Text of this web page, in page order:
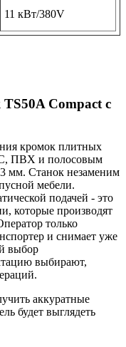
11 кВт/380V
Compact с
кромок плитных
ПВХ и полосовым
мм. Станок незаменим
мебели.
подачей - это
которые производят
только
и снимает уже
выбор
выбирают,
аккуратные
будет выглядеть